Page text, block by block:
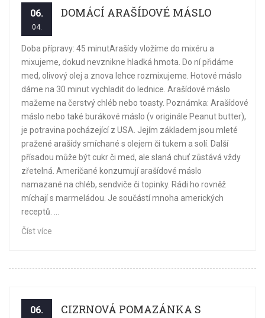
06.
04.
DOMÁCÍ ARAŠÍDOVÉ MÁSLO
Doba přípravy: 45 minutArašídy vložíme do mixéru a
mixujeme, dokud nevznikne hladká hmota. Do ní přidáme
med, olivový olej a znova lehce rozmixujeme. Hotové máslo
dáme na 30 minut vychladit do lednice. Arašídové máslo
mažeme na čerstvý chléb nebo toasty. Poznámka: Arašídové
máslo nebo také burákové máslo (v originále Peanut butter),
je potravina pocházející z USA. Jejím základem jsou mleté
pražené arašídy smíchané s olejem či tukem a solí. Další
přísadou může být cukr či med, ale slaná chuť zůstává vždy
zřetelná. Američané konzumují arašídové máslo
namazané na chléb, sendviče či topinky. Rádi ho rovněž
míchají s marmeládou. Je součástí mnoha amerických
receptů. ...
Číst více
06.
CIZRNOVÁ POMAZÁNKA S